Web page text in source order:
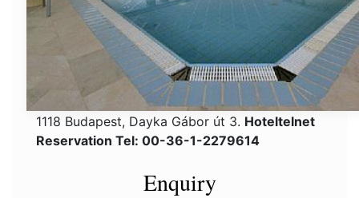
1118 Budapest, Dayka Gábor út 3. Hoteltelnet
Reservation Tel: 00-36-1-2279614
Enquiry